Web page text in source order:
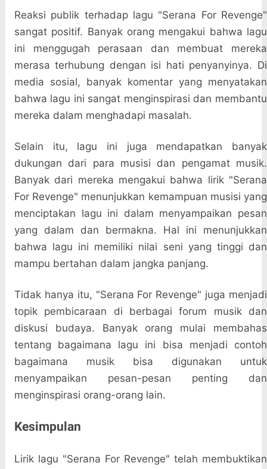
Reaksi publik terhadap lagu "Serana For Revenge"
sangat positif. Banyak orang mengakui bahwa lagu
ini menggugah perasaan dan membuat mereka
merasa terhubung dengan isi hati penyanyinya. Di
media sosial, banyak komentar yang menyatakan
bahwa lagu ini sangat menginspirasi dan membantu
mereka dalam menghadapi masalah.
Selain itu, lagu ini juga mendapatkan banyak
dukungan dari para musisi dan pengamat musik.
Banyak dari mereka mengakui bahwa lirik "Serana
For Revenge" menunjukkan kemampuan musisi yang
menciptakan lagu ini dalam menyampaikan pesan
yang dalam dan bermakna. Hal ini menunjukkan
bahwa lagu ini memiliki nilai seni yang tinggi dan
mampu bertahan dalam jangka panjang.
Tidak hanya itu, "Serana For Revenge" juga menjadi
topik pembicaraan di berbagai forum musik dan
diskusi budaya. Banyak orang mulai membahas
tentang bagaimana lagu ini bisa menjadi contoh
bagaimana musik bisa digunakan untuk
menyampaikan pesan-pesan penting dan
menginspirasi orang-orang lain.
Kesimpulan
Lirik lagu "Serana For Revenge" telah membuktikan